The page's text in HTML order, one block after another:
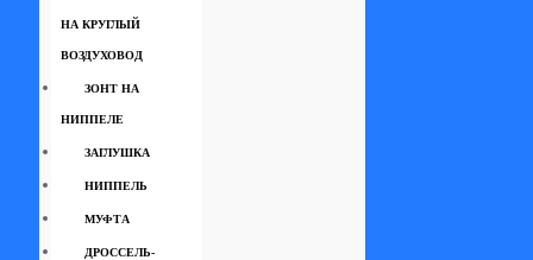
НА КРУГЛЫЙ
ВОЗДУХОВОД
ЗОНТ НА
НИППЕЛЕ
ЗАГЛУШКА
НИППЕЛЬ
МУФТА
ДРОССЕЛЬ-